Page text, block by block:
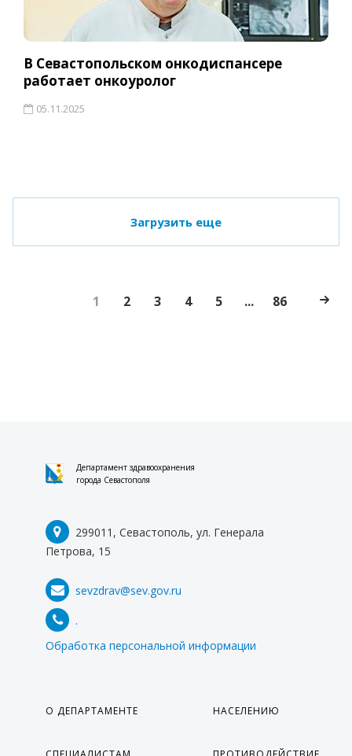
В Севастопольском онкодиспансере
работает онкоуролог
05.11.2025
Загрузить еще
1 2 3 4 5 ... 86
Департамент здравоохранения
города Севастополя
299011, Севастополь, ул. Генерала
Петрова, 15
sevzdrav@sev.gov.ru
.
Обработка персональной информации
О ДЕПАРТАМЕНТЕ НАСЕЛЕНИЮ